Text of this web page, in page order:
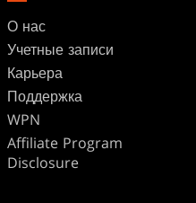
О нас
Учетные записи
Карьера
Поддержка
WPN
Affiliate Program
Disclosure